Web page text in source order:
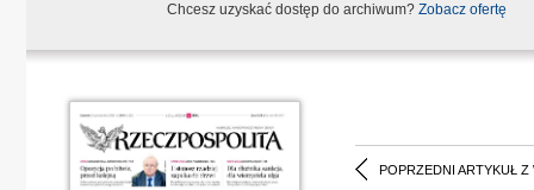
Chcesz uzyskać dostęp do archiwum? Zobacz ofertę
POPRZEDNI ARTYKUŁ Z